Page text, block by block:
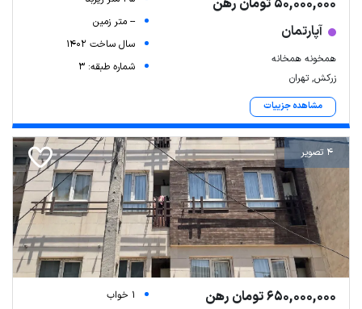
50,000,000 تومان رهن
آپارتمان
همخونه همخانه
زرکش, تهران
مشاهده جزییات
-- متر زمین
سال ساخت 1402
شماره طبقه: 3
4 تصویر
650,000,000 تومان رهن
1 خواب